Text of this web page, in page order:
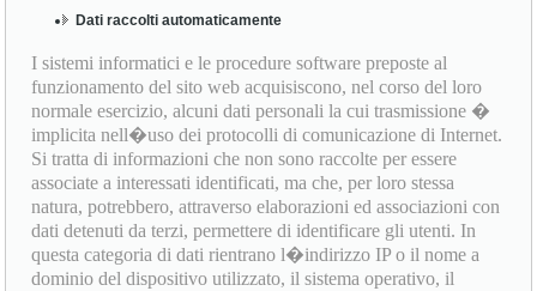
Dati raccolti automaticamente
I sistemi informatici e le procedure software preposte al
funzionamento del sito web acquisiscono, nel corso del loro
normale esercizio, alcuni dati personali la cui trasmissione �
implicita nell�uso dei protocolli di comunicazione di Internet.
Si tratta di informazioni che non sono raccolte per essere
associate a interessati identificati, ma che, per loro stessa
natura, potrebbero, attraverso elaborazioni ed associazioni con
dati detenuti da terzi, permettere di identificare gli utenti. In
questa categoria di dati rientrano l�indirizzo IP o il nome a
dominio del dispositivo utilizzato, il sistema operativo, il